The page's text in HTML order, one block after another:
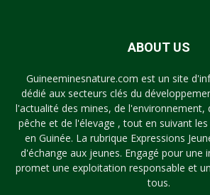
ABOUT US
Guineeminesnature.com est un site
dédié aux secteurs clés du
l'actualité des mines, de l'environnement,
pêche et de l'élevage , tout en suivant
en Guinée. La rubrique Expressions
d'échange aux jeunes. Engagé pour une
promet une exploitation responsable et
tous.